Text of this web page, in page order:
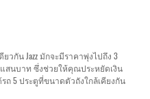
กัน Jazz มักจะมีราคาพุ่งไปถึง 3
แสนบาท ซึ่งช่วยให้คุณประหยัดเงิน
ถ 5 ประตูที่ขนาดตัวถังใกล้เคียงกัน